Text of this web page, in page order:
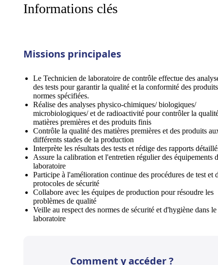
Informations clés
Missions principales
Le Technicien de laboratoire de contrôle effectue des
des tests pour garantir la qualité et la conformité des
normes spécifiées.
Réalise des analyses physico-chimiques/ biologiques/
microbiologiques/ et de radioactivité pour contrôler la
matières premières et des produits finis
Contrôle la qualité des matières premières et des produits
différents stades de la production
Interprète les résultats des tests et rédige des rapports
Assure la calibration et l'entretien régulier des équipements
laboratoire
Participe à l'amélioration continue des procédures de test et
protocoles de sécurité
Collabore avec les équipes de production pour résoudre les
problèmes de qualité
Veille au respect des normes de sécurité et d'hygiène dans le
laboratoire
Comment y accéder ?